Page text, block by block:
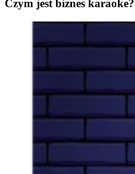
Czym jest biznes karaoke?